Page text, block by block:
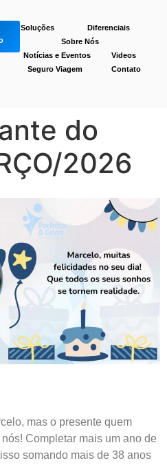
Soluções
Diferenciais
Sobre Nós
Notícias e Eventos
Videos
Seguro Viagem
Contato
do
2026
mas o presente quem
Completar mais um ano de
somando mais de 38 anos